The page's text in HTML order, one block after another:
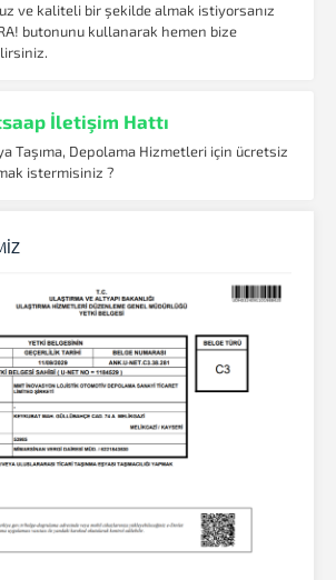
ve kaliteli bir şekilde almak istiyorsanız
butonunu kullanarak hemen bize
İletişim Hattı
Taşıma, Depolama Hizmetleri için ücretsiz
istermisiniz ?